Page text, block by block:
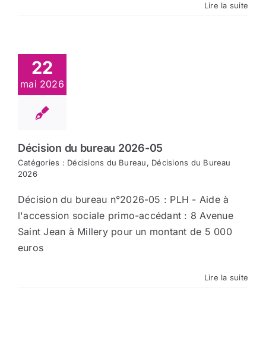
Lire la suite
22
mai 2026
Décision du bureau 2026-05
Catégories : Décisions du Bureau, Décisions du Bureau
2026
Décision du bureau n°2026-05 : PLH - Aide à
l'accession sociale primo-accédant : 8 Avenue
Saint Jean à Millery pour un montant de 5 000
euros
Lire la suite